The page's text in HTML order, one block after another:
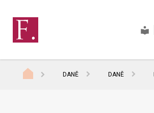
DANĚ DANĚ